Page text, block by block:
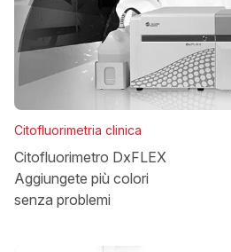
Citofluorimetria clinica
Citofluorimetro DxFLEX
Aggiungete più colori
senza problemi